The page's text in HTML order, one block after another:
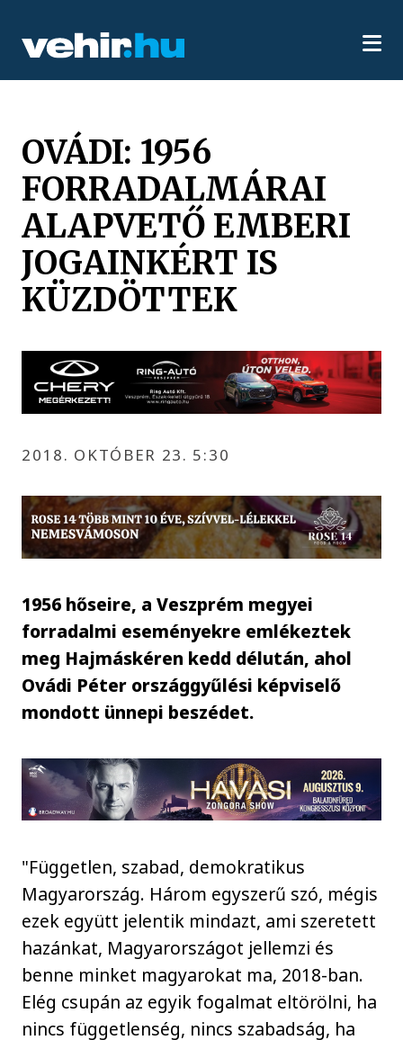
OVÁDI: 1956
FORRADALMÁRAI
ALAPVETŐ EMBERI
JOGAINKÉRT IS
KÜZDÖTTEK
2018. OKTÓBER 23. 5:30
1956 hőseire, a Veszprém megyei
forradalmi eseményekre emlékeztek
meg Hajmáskéren kedd délután, ahol
Ovádi Péter országgyűlési képviselő
mondott ünnepi beszédet.
"Független, szabad, demokratikus
Magyarország. Három egyszerű szó, mégis
ezek együtt jelentik mindazt, ami szeretett
hazánkat, Magyarországot jellemzi és
benne minket magyarokat ma, 2018-ban.
Elég csupán az egyik fogalmat eltörölni, ha
nincs függetlenség, nincs szabadság, ha